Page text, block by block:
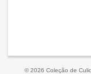
© 2026 Coleção de